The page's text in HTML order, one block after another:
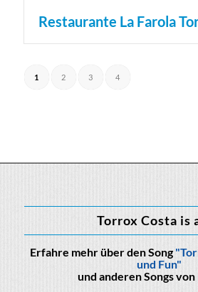
Restaurante La Farola
1 2 3 4
Torrox Costa is
Erfahre mehr über den Song
und Fun"
und anderen Songs von